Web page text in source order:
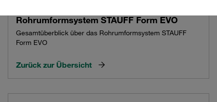
Rohrumformsystem STAUFF Form EVO
Gesamtüberblick über das Rohrumformsystem STAUFF
Form EVO
Zurück zur Übersicht